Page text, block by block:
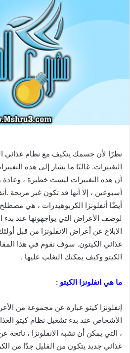
نظرًا لأن جسمك يتكيف مع نظام غذائي
التغييرات. غالبًا ما يشار إلى هذه
أن هذه التغييرات ليست خطيرة ، وعادة
أسبوعين ، إلا أنها قد تكون غير مريحة
أيضًا أنفلونزا الكربوهيدرات ، هي
لوصف الأعراض التي يواجهونها عند بدء
الإبلاغ عن أعراض الانفلونزا من قبل
غذائي الكيتون. سوف نقوم في هذا
الكيتو وكيف يمكنك التغلب عليها .
ما هي انفلونزا الكيتو :
إنفلونزا كيتو عبارة عن مجموعة من
الأشخاص عند بدء تشغيل نظام كيتو
، التي يمكن أن تشبه الانفلونزا ،
غذائي جديد يتكون من القليل جدًا من